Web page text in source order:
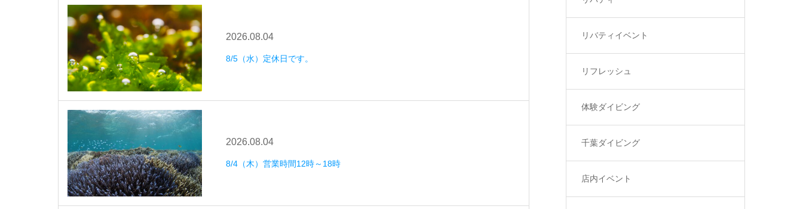
2026.08.04
8/5（水）定休日です。
2026.08.04
8/4（木）営業時間12時～18時
リバティイベント
リフレッシュ
体験ダイビング
千葉ダイビング
店内イベント